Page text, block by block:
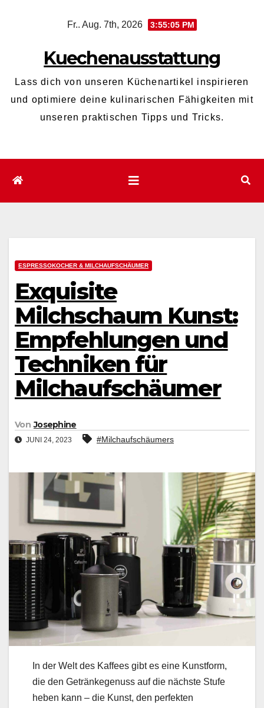
Fr.. Aug. 7th, 2026 3:55:06 PM
Kuechenausstattung
Lass dich von unseren Küchenartikel inspirieren
und optimiere deine kulinarischen Fähigkeiten mit
unseren praktischen Tipps und Tricks.
ESPRESSOKOCHER & MILCHAUFSCHÄUMER
Exquisite
Milchschaum Kunst:
Empfehlungen und
Techniken für
Milchaufschäumer
Von Josephine
JUNI 24, 2023 #Milchaufschäumers
In der Welt des Kaffees gibt es eine Kunstform,
die den Getränkegenuss auf die nächste Stufe
heben kann – die Kunst, den perfekten